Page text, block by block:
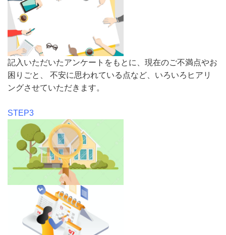
記入いただいたアンケートをもとに、現在のご不満点やお
困りごと、 不安に思われている点など、いろいろヒアリ
ングさせていただきます。
STEP3